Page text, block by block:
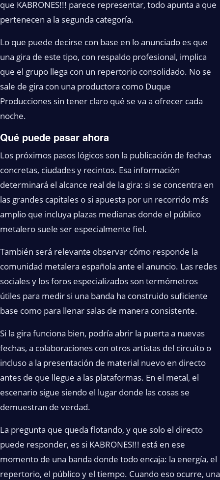
que KABRONES!!! parece representar, todo apunta a que
pertenecen a la segunda categoría.
Lo que puede decirse con base en lo anunciado es que
una gira de este tipo, con respaldo profesional, implica
que el grupo llega con un repertorio consolidado. No se
sale de gira con una productora como Duque
Producciones sin tener claro qué se va a ofrecer cada
noche.
Qué puede pasar ahora
Los próximos pasos lógicos son la publicación de fechas
concretas, ciudades y recintos. Esa información
determinará el alcance real de la gira: si se concentra en
las grandes capitales o si apuesta por un recorrido más
amplio que incluya plazas medianas donde el público
metalero suele ser especialmente fiel.
También será relevante observar cómo responde la
comunidad metalera española ante el anuncio. Las redes
sociales y los foros especializados son termómetros
útiles para medir si una banda ha construido suficiente
base como para llenar salas de manera consistente.
Si la gira funciona bien, podría abrir la puerta a nuevas
fechas, a colaboraciones con otros artistas del circuito o
incluso a la presentación de material nuevo en directo
antes de que llegue a las plataformas. En el metal, el
escenario sigue siendo el lugar donde las cosas se
demuestran de verdad.
La pregunta que queda flotando, y que solo el directo
puede responder, es si KABRONES!!! está en ese
momento de una banda donde todo encaja: la energía, el
repertorio, el público y el tiempo. Cuando eso ocurre, una